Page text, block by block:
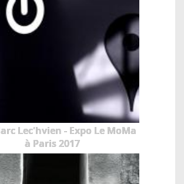
Lec'hvien - Expo Le MoMa
à Paris 2017